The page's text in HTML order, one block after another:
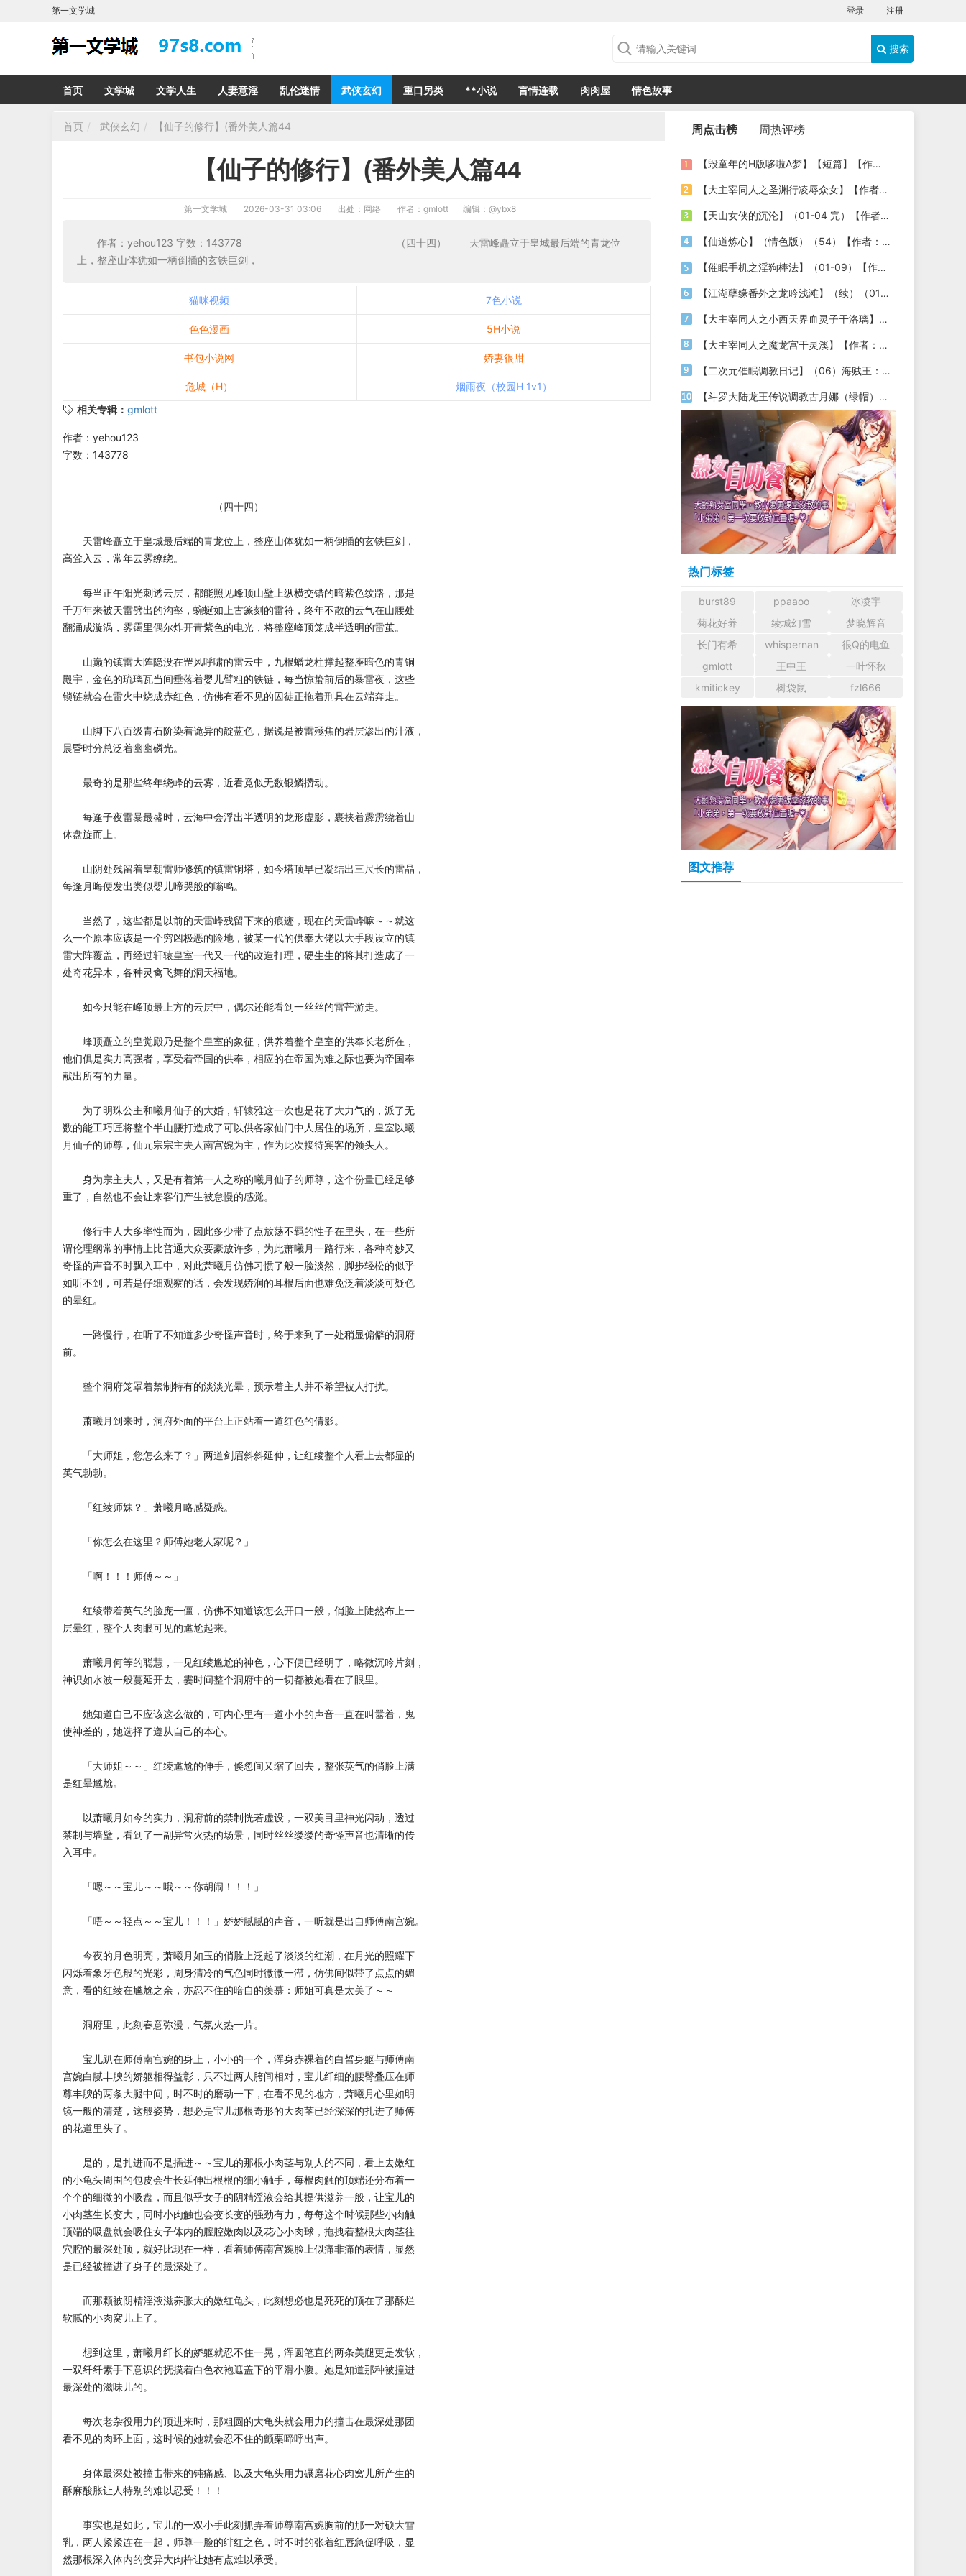
第一文学城 登录 注册
搜索
首页 文学城 文学人生 人妻意淫 乱伦迷情 武侠玄幻 重口另类 **小说 言情连载 肉肉屋 情色故事
首页 武侠玄幻 【仙子的修行】(番外美人篇44
【仙子的修行】(番外美人篇44
第一文学城 2026-03-31 03:06 出处：网络 作者：gmlott 编辑： @ybx8
作者：yehou123 字数：143778 （四十四） 天雷峰矗立于皇城最后端的青龙位
上，整座山体犹如一柄倒插的玄铁巨剑，
猫咪视频 7色小说
色色漫画 5H小说
书包小说网 娇妻很甜
危城（H）
烟雨夜（校园H 1v1）
相关专辑： gmlott
作者：yehou123
字数：143778
（四十四）
天雷峰矗立于皇城最后端的青龙位上，整座山体犹如一柄倒插的玄铁巨剑，
高耸入云，常年云雾缭绕。
每当正午阳光刺透云层，都能照见峰顶山壁上纵横交错的暗紫色纹路，那是
千万年来被天雷劈出的沟壑，蜿蜒如上古篆刻的雷符，终年不散的云气在山腰处
翻涌成漩涡，雾霭里偶尔炸开青紫色的电光，将整座峰顶笼成半透明的雷茧。
山巅的镇雷大阵隐没在罡风呼啸的雷云中，九根蟠龙柱撑起整座暗色的青铜
殿宇，金色的琉璃瓦当间垂落着婴儿臂粗的铁链，每当惊蛰前后的暴雷夜，这些
锁链就会在雷火中烧成赤红色，仿佛有看不见的囚徒正拖着刑具在云端奔走。
山脚下八百级青石阶染着诡异的靛蓝色，据说是被雷殛焦的岩层渗出的汁液，
晨昏时分总泛着幽幽磷光。
最奇的是那些终年绕峰的云雾，近看竟似无数银鳞攒动。
每逢子夜雷暴最盛时，云海中会浮出半透明的龙形虚影，裹挟着霹雳绕着山
体盘旋而上。
山阴处残留着皇朝雷师修筑的镇雷铜塔，如今塔顶早已凝结出三尺长的雷晶，
每逢月晦便发出类似婴儿啼哭般的嗡鸣。
当然了，这些都是以前的天雷峰残留下来的痕迹，现在的天雷峰嘛～～就这
么一个原本应该是一个穷凶极恶的险地，被某一代的供奉大佬以大手段设立的镇
雷大阵覆盖，再经过轩辕皇室一代又一代的改造打理，硬生生的将其打造成了一
处奇花异木，各种灵禽飞舞的洞天福地。
如今只能在峰顶最上方的云层中，偶尔还能看到一丝丝的雷芒游走。
峰顶矗立的皇觉殿乃是整个皇室的象征，供养着整个皇室的供奉长老所在，
他们俱是实力高强者，享受着帝国的供奉，相应的在帝国为难之际也要为帝国奉
献出所有的力量。
为了明珠公主和曦月仙子的大婚，轩辕雅这一次也是花了大力气的，派了无
数的能工巧匠将整个半山腰打造成了可以供各家仙门中人居住的场所，皇室以曦
月仙子的师尊，仙元宗宗主夫人南宫婉为主，作为此次接待宾客的领头人。
身为宗主夫人，又是有着第一人之称的曦月仙子的师尊，这个份量已经足够
重了，自然也不会让来客们产生被怠慢的感觉。
修行中人大多率性而为，因此多少带了点放荡不羁的性子在里头，在一些所
谓伦理纲常的事情上比普通大众要豪放许多，为此萧曦月一路行来，各种奇妙又
奇怪的声音不时飘入耳中，对此萧曦月仿佛习惯了般一脸淡然，脚步轻松的似乎
如听不到，可若是仔细观察的话，会发现娇润的耳根后面也难免泛着淡淡可疑色
的晕红。
一路慢行，在听了不知道多少奇怪声音时，终于来到了一处稍显偏僻的洞府
前。
整个洞府笼罩着禁制特有的淡淡光晕，预示着主人并不希望被人打扰。
萧曦月到来时，洞府外面的平台上正站着一道红色的倩影。
「大师姐，您怎么来了？」两道剑眉斜斜延伸，让红绫整个人看上去都显的
英气勃勃。
「红绫师妹？」萧曦月略感疑惑。
「你怎么在这里？师傅她老人家呢？」
「啊！！！师傅～～」
红绫带着英气的脸庞一僵，仿佛不知道该怎么开口一般，俏脸上陡然布上一
层晕红，整个人肉眼可见的尴尬起来。
萧曦月何等的聪慧，一见红绫尴尬的神色，心下便已经明了，略微沉吟片刻，
神识如水波一般蔓延开去，霎时间整个洞府中的一切都被她看在了眼里。
她知道自己不应该这么做的，可内心里有一道小小的声音一直在叫嚣着，鬼
使神差的，她选择了遵从自己的本心。
「大师姐～～」红绫尴尬的伸手，倏忽间又缩了回去，整张英气的俏脸上满
是红晕尴尬。
以萧曦月如今的实力，洞府前的禁制恍若虚设，一双美目里神光闪动，透过
禁制与墙壁，看到了一副异常火热的场景，同时丝丝缕缕的奇怪声音也清晰的传
入耳中。
「嗯～～宝儿～～哦～～你胡闹！！！」
「唔～～轻点～～宝儿！！！」娇娇腻腻的声音，一听就是出自师傅南宫婉。
今夜的月色明亮，萧曦月如玉的俏脸上泛起了淡淡的红潮，在月光的照耀下
闪烁着象牙色般的光彩，周身清冷的气色同时微微一滞，仿佛间似带了点点的媚
意，看的红绫在尴尬之余，亦忍不住的暗自的羡慕：师姐可真是太美了～～
洞府里，此刻春意弥漫，气氛火热一片。
宝儿趴在师傅南宫婉的身上，小小的一个，浑身赤裸着的白皙身躯与师傅南
宫婉白腻丰腴的娇躯相得益彰，只不过两人胯间相对，宝儿纤细的腰臀叠压在师
尊丰腴的两条大腿中间，时不时的磨动一下，在看不见的地方，萧曦月心里如明
镜一般的清楚，这般姿势，想必是宝儿那根奇形的大肉茎已经深深的扎进了师傅
的花道里头了。
是的，是扎进而不是插进～～宝儿的那根小肉茎与别人的不同，看上去嫩红
的小龟头周围的包皮会生长延伸出根根的细小触手，每根肉触的顶端还分布着一
个个的细微的小吸盘，而且似乎女子的阴精淫液会给其提供滋养一般，让宝儿的
小肉茎生长变大，同时小肉触也会变长变的强劲有力，每每这个时候那些小肉触
顶端的吸盘就会吸住女子体内的膣腔嫩肉以及花心小肉球，拖拽着整根大肉茎往
穴腔的最深处顶，就好比现在一样，看着师傅南宫婉脸上似痛非痛的表情，显然
是已经被撞进了身子的最深处了。
而那颗被阴精淫液滋养胀大的嫩红龟头，此刻想必也是死死的顶在了那酥烂
软腻的小肉窝儿上了。
想到这里，萧曦月纤长的娇躯就忍不住一晃，浑圆笔直的两条美腿更是发软，
一双纤纤素手下意识的抚摸着白色衣袍遮盖下的平滑小腹。她是知道那种被撞进
最深处的滋味儿的。
每次老杂役用力的顶进来时，那粗圆的大龟头就会用力的撞击在最深处那团
看不见的肉环上面，这时候的她就会忍不住的颤栗啼呼出声。
身体最深处被撞击带来的钝痛感、以及大龟头用力碾磨花心肉窝儿所产生的
酥麻酸胀让人特别的难以忍受！！！
事实也是如此，宝儿的一双小手此刻抓弄着师尊南宫婉胸前的那一对硕大雪
乳，两人紧紧连在一起，师尊一脸的绯红之色，时不时的张着红唇急促呼吸，显
然那根深入体内的变异大肉杵让她有点难以承受。
周点击榜 周热评榜
【毁童年的H版哆啦A梦】【短篇】【作者：flyingbed】
【大主宰同人之圣渊行凌辱众女】【作者：不详】
【天山女侠的沉沦】（01-04 完）【作者：老浩子】
【仙道炼心】（情色版）（54）【作者：至尊宝宝】
【催眠手机之淫狗棒法】（01-09）【作者：478030806（shine）】
【江湖孽缘番外之龙吟浅滩】（续）（01-02）作者：八云
【大主宰同人之小西天界血灵子干洛璃】【作者：不详】
【大主宰同人之魔龙宫干灵溪】【作者：不详】
【二次元催眠调教日记】（06）海贼王：成为天龙人买下幼年海贼女帝，将其调教成乖巧的精液肉壶【作者：月隐云海】
【斗罗大陆龙王传说调教古月娜（绿帽）】【作者：迟缓喵】
热门标签
burst89 ppaaoo
冰凌宇
菊花好养
绫城幻雪
梦晓辉音
长门有希
whispernan
很Q的电鱼
gmlott
王中王
一叶怀秋
kmitickey
树袋鼠 fzl666
图文推荐